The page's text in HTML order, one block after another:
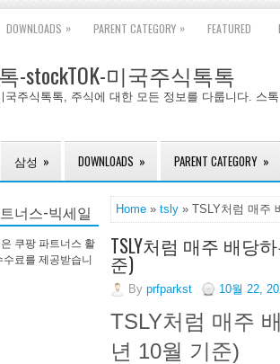
DOWNLOADS » PARENT CATEGORY » FEATURED
-stockTOK-미국주식톡톡
국주식톡톡, 주식에 대한 모든 정보를 다룹니다. 스
삼성 » DOWNLOADS » PARENT CATEGORY »
너스-빅세일
쿠팡 파트너스 활
수료를 제공받습니
Home » tsly » TSLY처럼 매주
TSLY처럼 매주 배당
준)
By prfparkst 10월 22,
TSLY처럼 매주
년 10월 기준)